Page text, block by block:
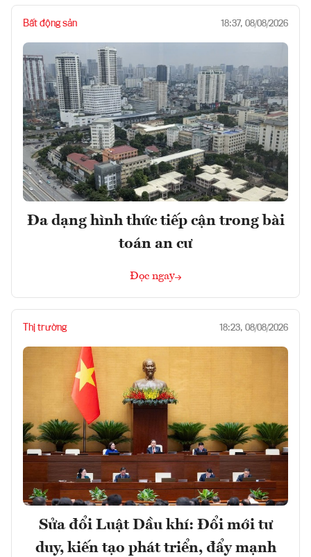
Bất động sản 18:37, 08/08/2026
Đa dạng hình thức tiếp cận trong bài
toán an cư
Đọc ngay
Thị trường 18:23, 08/08/2026
Sửa đổi Luật Dầu khí: Đổi mới tư
duy, kiến tạo phát triển, đẩy mạnh